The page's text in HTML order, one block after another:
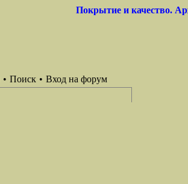
Покрытие и качество.
• Поиск • Вход на форум